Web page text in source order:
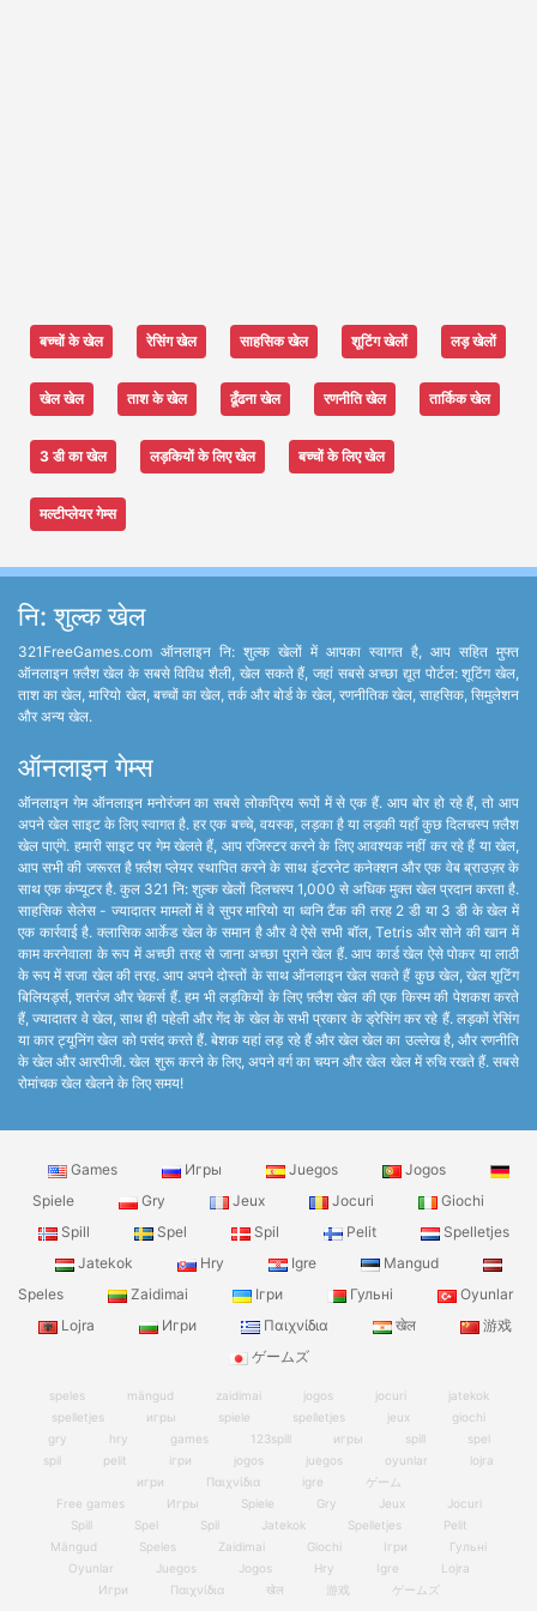
बच्चों के खेल रेसिंग खेल साहसिक खेल शूटिंग खेलों लड़ खेलों
खेल खेल ताश के खेल ढूँढना खेल रणनीति खेल तार्किक खेल
3 डी का खेल लड़कियों के लिए खेल बच्चों के लिए खेल
मल्टीप्लेयर गेम्स
नि: शुल्क खेल
321FreeGames.com ऑनलाइन नि: शुल्क खेलों में आपका स्वागत है, आप सहित मुफ्त
ऑनलाइन फ़्लैश खेल के सबसे विविध शैली, खेल सकते हैं, जहां सबसे अच्छा द्यूत पोर्टल: शूटिंग खेल,
ताश का खेल, मारियो खेल, बच्चों का खेल, तर्क और बोर्ड के खेल, रणनीतिक खेल, साहसिक, सिमुलेशन
और अन्य खेल.
ऑनलाइन गेम्स
ऑनलाइन गेम ऑनलाइन मनोरंजन का सबसे लोकप्रिय रूपों में से एक हैं. आप बोर हो रहे हैं, तो आप
अपने खेल साइट के लिए स्वागत है. हर एक बच्चे, वयस्क, लड़का है या लड़की यहाँ कुछ दिलचस्प फ़्लैश
खेल पाएंगे. हमारी साइट पर गेम खेलते हैं, आप रजिस्टर करने के लिए आवश्यक नहीं कर रहे हैं या खेल,
आप सभी की जरूरत है फ़्लैश प्लेयर स्थापित करने के साथ इंटरनेट कनेक्शन और एक वेब ब्राउज़र के
साथ एक कंप्यूटर है. कुल 321 नि: शुल्क खेलों दिलचस्प 1,000 से अधिक मुक्त खेल प्रदान करता है.
साहसिक सेलेस - ज्यादातर मामलों में वे सुपर मारियो या ध्वनि टैंक की तरह 2 डी या 3 डी के खेल में
एक कार्रवाई है. क्लासिक आर्केड खेल के समान है और वे ऐसे सभी बॉल, Tetris और सोने की खान में
काम करनेवाला के रूप में अच्छी तरह से जाना अच्छा पुराने खेल हैं. आप कार्ड खेल ऐसे पोकर या लाठी
के रूप में सजा खेल की तरह. आप अपने दोस्तों के साथ ऑनलाइन खेल सकते हैं कुछ खेल, खेल शूटिंग
बिलियर्ड्स, शतरंज और चेकर्स हैं. हम भी लड़कियों के लिए फ़्लैश खेल की एक किस्म की पेशकश करते
हैं, ज्यादातर वे खेल, साथ ही पहेली और गेंद के खेल के सभी प्रकार के ड्रेसिंग कर रहे हैं. लड़कों रेसिंग
या कार ट्यूनिंग खेल को पसंद करते हैं. बेशक यहां लड़ रहे हैं और खेल खेल का उल्लेख है, और रणनीति
के खेल और आरपीजी. खेल शुरू करने के लिए, अपने वर्ग का चयन और खेल खेल में रुचि रखते हैं. सबसे
रोमांचक खेल खेलने के लिए समय!
Games Игры Juegos
Jogos
Spiele
Gry Jeux Jocuri
Giochi
Spill
Spel Spil Pelit
Spelletjes
Jatekok
Hry Igre
Mangud
Speles
Zaidimai Ігри Гульні
Oyunlar
Lojra
Игри Παιχνίδια खेल
游戏
ゲームズ
speles mängud zaidimai jogos jocuri
jatekok
spelletjes
игры spiele spelletjes jeux
giochi
gry
hry games 123spill игры spill
spel
spil
pelit ігри jogos juegos oyunlar
lojra
игри
Παιχνίδια igre
ゲーム
Free games
Игры Spiele Gry Jeux
Jocuri
Spill
Spel Spil Jatekok Spelletjes
Pelit
Mängud
Speles Zaidimai Giochi Ігри
Гульні
Oyunlar
Juegos Jogos Hry Igre
Lojra
Игри
Παιχνίδια खेल 游戏 ゲームズ